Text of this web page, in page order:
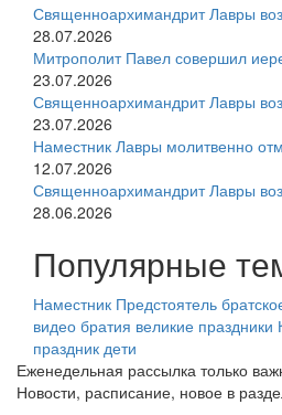
Священноархимандрит Лавры
28.07.2026
Митрополит Павел совершил
23.07.2026
Священноархимандрит Лавры
23.07.2026
Наместник Лавры молитвенно
12.07.2026
Священноархимандрит Лавры
28.06.2026
Популярные
Наместник Предстоятель
видео братия великие праздники
праздник дети
Еженедельная рассылка только
Новости, расписание, новое в